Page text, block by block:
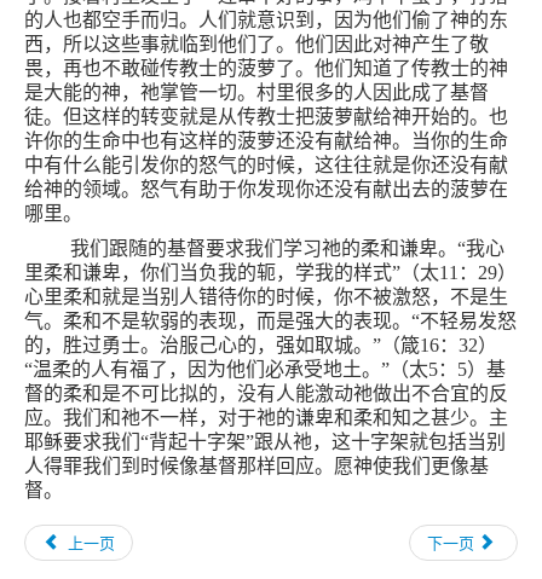
的人也都空手而归。人们就意识到，因为他们偷了神的东
西，所以这些事就临到他们了。他们因此对神产生了敬
畏，再也不敢碰传教士的菠萝了。他们知道了传教士的神
是大能的神，祂掌管一切。村里很多的人因此成了基督
徒。但这样的转变就是从传教士把菠萝献给神开始的。也
许你的生命中也有这样的菠萝还没有献给神。当你的生命
中有什么能引发你的怒气的时候，这往往就是你还没有献
给神的领域。怒气有助于你发现你还没有献出去的菠萝在
哪里。
我们跟随的基督要求我们学习祂的柔和谦卑。“我心
里柔和谦卑，你们当负我的轭，学我的样式”（太11 ： 29）
心里柔和就是当别人错待你的时候，你不被激怒，不是生
气。柔和不是软弱的表现，而是强大的表现。“不轻易发怒
的，胜过勇士。治服己心的，强如取城。”（箴16： 32）
“温柔的人有福了，因为他们必承受地土。”（太5： 5）基
督的柔和是不可比拟的，没有人能激动祂做出不合宜的反
应。我们和祂不一样，对于祂的谦卑和柔和知之甚少。主
耶稣要求我们“背起十字架”跟从祂，这十字架就包括当别
人得罪我们到时候像基督那样回应。愿神使我们更像基
督。
上一页 下一页